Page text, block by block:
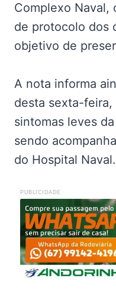
Complexo Naval,
de protocolo dos
objetivo de
A nota informa
desta sexta-
sintomas leves
sendo
do Hospital Naval.
PUBLICIDADE